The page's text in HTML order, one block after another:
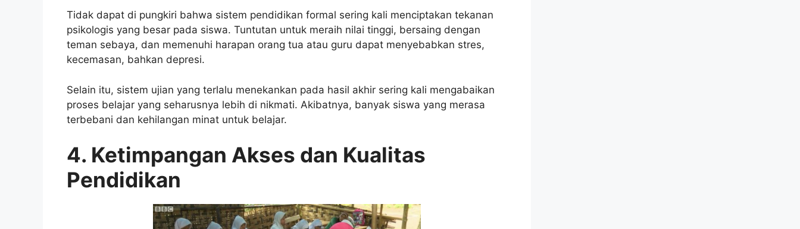
Tidak dapat di pungkiri bahwa sistem pendidikan formal sering kali menciptakan tekanan
psikologis yang besar pada siswa. Tuntutan untuk meraih nilai tinggi, bersaing dengan
teman sebaya, dan memenuhi harapan orang tua atau guru dapat menyebabkan stres,
kecemasan, bahkan depresi.
Selain itu, sistem ujian yang terlalu menekankan pada hasil akhir sering kali mengabaikan
proses belajar yang seharusnya lebih di nikmati. Akibatnya, banyak siswa yang merasa
terbebani dan kehilangan minat untuk belajar.
4. Ketimpangan Akses dan Kualitas
Pendidikan